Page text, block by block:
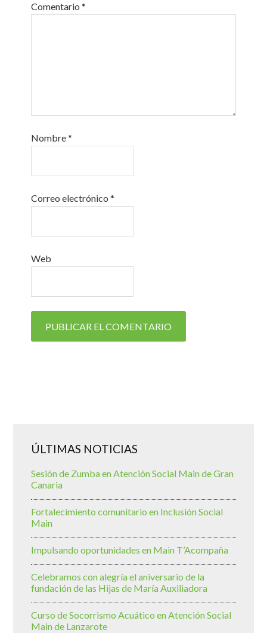
Comentario*
Nombre*
Correo electrónico*
Web
ÚLTIMAS NOTICIAS
Sesión de Zumba en Atención Social Main de Gran
Canaria
Fortalecimiento comunitario en Inclusión Social
Main
Impulsando oportunidades en Main T’Acompaña
Celebramos con alegría el aniversario de la
fundación de las Hijas de María Auxiliadora
Curso de Socorrismo Acuático en Atención Social
Main de Lanzarote